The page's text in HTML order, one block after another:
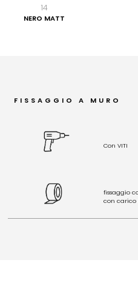
14
NERO MATT
FISSAGGIO A MURO
Con VITI
fissaggio
con carico